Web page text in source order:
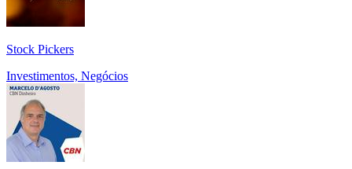
Stock Pickers
Investimentos, Negócios